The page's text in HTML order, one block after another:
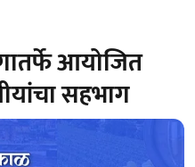
आयोजित
सहभाग